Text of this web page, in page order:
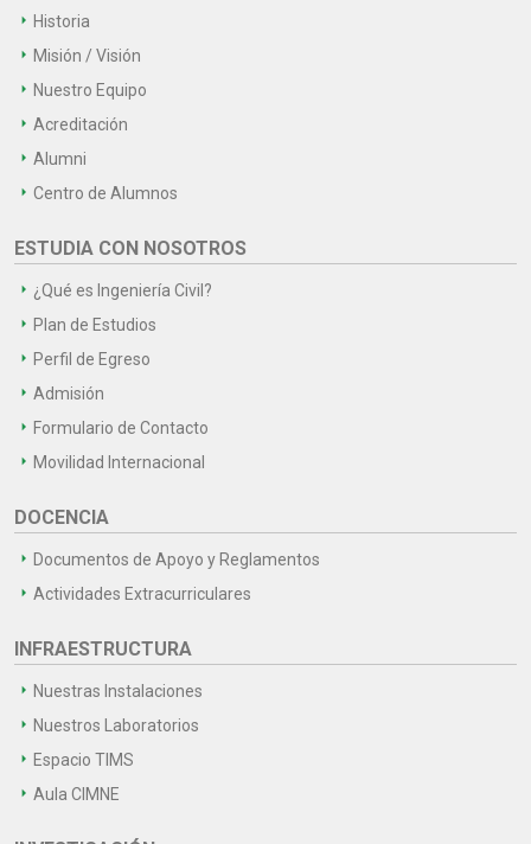
Historia
Misión / Visión
Nuestro Equipo
Acreditación
Alumni
Centro de Alumnos
ESTUDIA CON NOSOTROS
¿Qué es Ingeniería Civil?
Plan de Estudios
Perfil de Egreso
Admisión
Formulario de Contacto
Movilidad Internacional
DOCENCIA
Documentos de Apoyo y Reglamentos
Actividades Extracurriculares
INFRAESTRUCTURA
Nuestras Instalaciones
Nuestros Laboratorios
Espacio TIMS
Aula CIMNE